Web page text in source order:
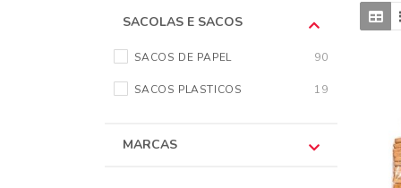
SACOLAS E SACOS
SACOS DE PAPEL 90
SACOS PLASTICOS 19
MARCAS